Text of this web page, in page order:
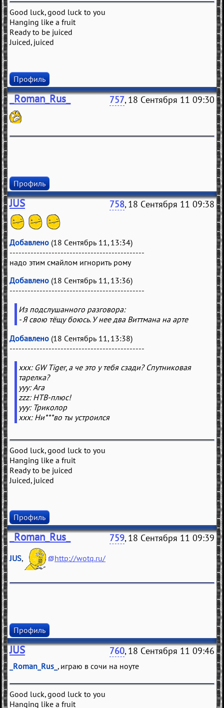
Good luck, good luck to you
Hanging like a fruit
Ready to be juiced
Juiced, juiced
Профиль
_Roman_Rus_ 757, 18 Сентября 11 09:30
Профиль
JUS 758, 18 Сентября 11 09:38
Добавлено (18 Сентябрь 11, 13:34)
---------------------------------------------
надо этим смайлом игнорить рому
Добавлено (18 Сентябрь 11, 13:36)
---------------------------------------------
Из подслушанного разговора:
- Я свою тёщу боюсь. У нее два Виттмана на арте
Добавлено (18 Сентябрь 11, 13:38)
---------------------------------------------
xxx: GW Tiger, а че это у тебя сзади? Спутниковая
тарелка?
yyy: Ага
zzz: НТВ-плюс!
yyy: Триколор
xxx: Ни***во ты устроился
Good luck, good luck to you
Hanging like a fruit
Ready to be juiced
Juiced, juiced
Профиль
_Roman_Rus_ 759, 18 Сентября 11 09:39
JUS, http://wotq.ru/
Профиль
JUS 760, 18 Сентября 11 09:46
_Roman_Rus_ , играю в сочи на ноуте
Good luck, good luck to you
Hanging like a fruit